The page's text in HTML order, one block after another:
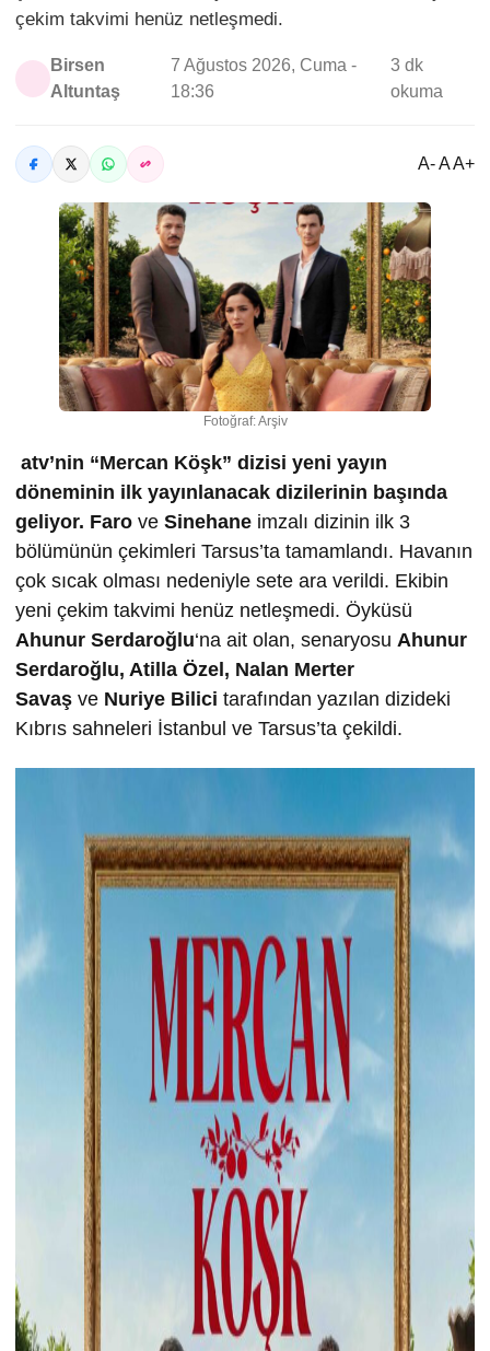
çekim takvimi henüz netleşmedi.
Birsen
Altuntaş
7 Ağustos 2026, Cuma -
18:36
3 dk
okuma
A- A A+
Fotoğraf: Arşiv
atv’nin “Mercan Köşk” dizisi yeni yayın
döneminin ilk yayınlanacak dizilerinin başında
geliyor. Faro ve Sinehane imzalı dizinin ilk 3
bölümünün çekimleri Tarsus’ta tamamlandı. Havanın
çok sıcak olması nedeniyle sete ara verildi. Ekibin
yeni çekim takvimi henüz netleşmedi. Öyküsü
Ahunur Serdaroğ lu‘na ait olan, senaryosu Ahunur
Serdaroğ lu, Atilla Özel, Nalan Merter
Savaş ve Nuriye Bilici tarafından yazılan dizideki
Kıbrıs sahneleri İstanbul ve Tarsus’ta çekildi.